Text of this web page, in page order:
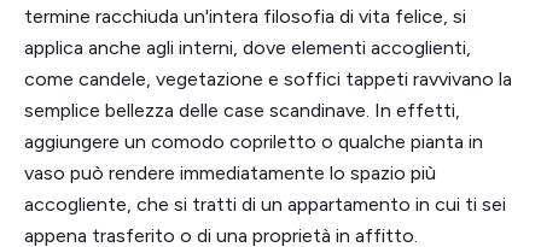
termine racchiuda un'intera filosofia di vita felice, si
applica anche agli interni, dove elementi accoglienti,
come candele, vegetazione e soffici tappeti ravvivano la
semplice bellezza delle case scandinave. In effetti,
aggiungere un comodo copriletto o qualche pianta in
vaso può rendere immediatamente lo spazio più
accogliente, che si tratti di un appartamento in cui ti sei
appena trasferito o di una proprietà in affitto.